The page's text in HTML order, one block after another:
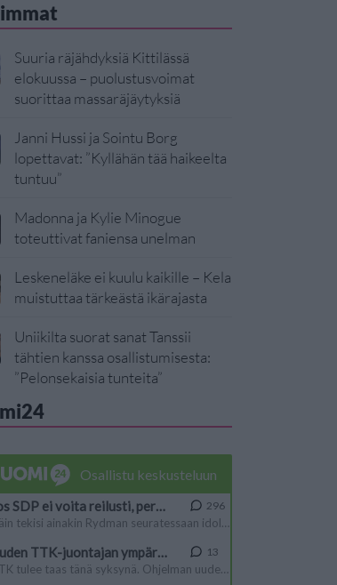
Suuria räjähdyksiä Kittilässä
elokuussa – puolustusvoimat
suorittaa massaräjäytyksiä
Janni Hussi ja Sointu Borg
lopettavat: ”Kyllähän tää haikeelta
tuntuu”
Madonna ja Kylie Minogue
toteuttivat faniensa unelman
Leskeneläke ei kuulu kaikille – Kela
muistuttaa tärkeästä ikärajasta
Uniikilta suorat sanat Tanssii
tähtien kanssa osallistumisesta:
”Pelonsekaisia tunteita”